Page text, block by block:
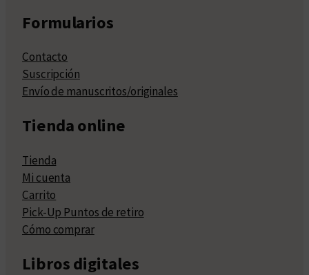
Formularios
Contacto
Suscripción
Envío de manuscritos/originales
Tienda online
Tienda
Mi cuenta
Carrito
Pick-Up Puntos de retiro
Cómo comprar
Libros digitales